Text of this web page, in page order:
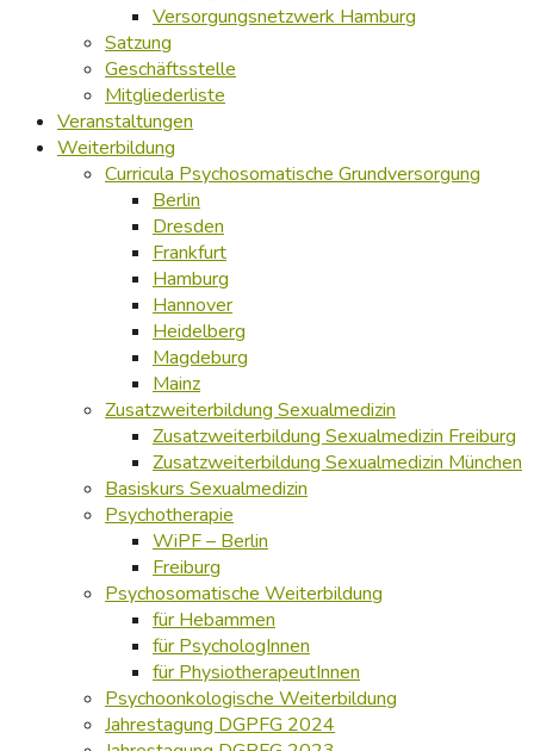
Versorgungsnetzwerk Hamburg
Satzung
Geschäftsstelle
Mitgliederliste
Veranstaltungen
Weiterbildung
Curricula Psychosomatische Grundversorgung
Berlin
Dresden
Frankfurt
Hamburg
Hannover
Heidelberg
Magdeburg
Mainz
Zusatzweiterbildung Sexualmedizin
Zusatzweiterbildung Sexualmedizin Freiburg
Zusatzweiterbildung Sexualmedizin München
Basiskurs Sexualmedizin
Psychotherapie
WiPF – Berlin
Freiburg
Psychosomatische Weiterbildung
für Hebammen
für PsychologInnen
für PhysiotherapeutInnen
Psychoonkologische Weiterbildung
Jahrestagung DGPFG 2024